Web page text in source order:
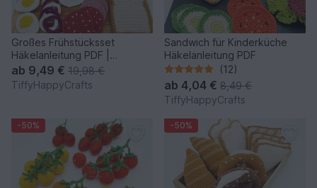
Großes Frühstücksset
Häkelanleitung PDF |
Amigurumi Spielessen
ab 9,49 € 19,98 €
TiffyHappyCrafts
Sandwich für Kinderküche
Häkelanleitung PDF
(12)
ab 4,04 € 8,49 €
TiffyHappyCrafts
-50% -50%